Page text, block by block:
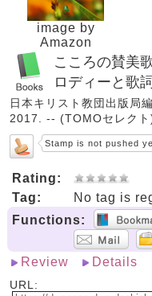
image by
Amazon
こころの賛美
ロディーと歌
日本キリスト教団出版局
2017. -- (TOMOセレク
Stamp is not pushed
Rating:
Tag:
No tag is
Functions:
Review Details
URL: